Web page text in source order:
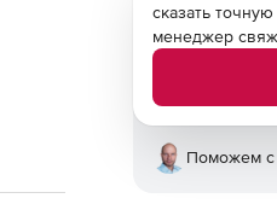
сказать
менеджер
Поможем